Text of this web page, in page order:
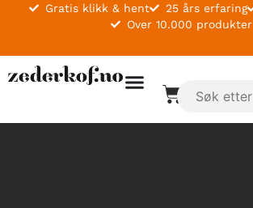
Gratis klikk & hent 25 års erfaring
Over 10.000 produkter